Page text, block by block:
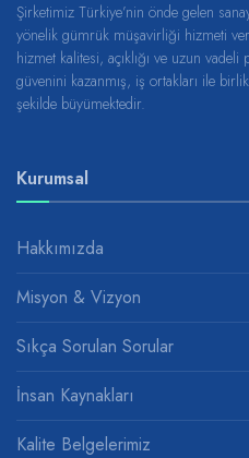
Şirketimiz Türkiye’nin önde gelen
yönelik gümrük müşavirliği hizmeti
hizmet kalitesi, açıklığı ve uzun
güvenini kazanmış, iş ortakları ile
şekilde büyümektedir.
Kurumsal
Hakkımızda
Misyon & Vizyon
Sıkça Sorulan Sorular
İnsan Kaynakları
Kalite Belgelerimiz